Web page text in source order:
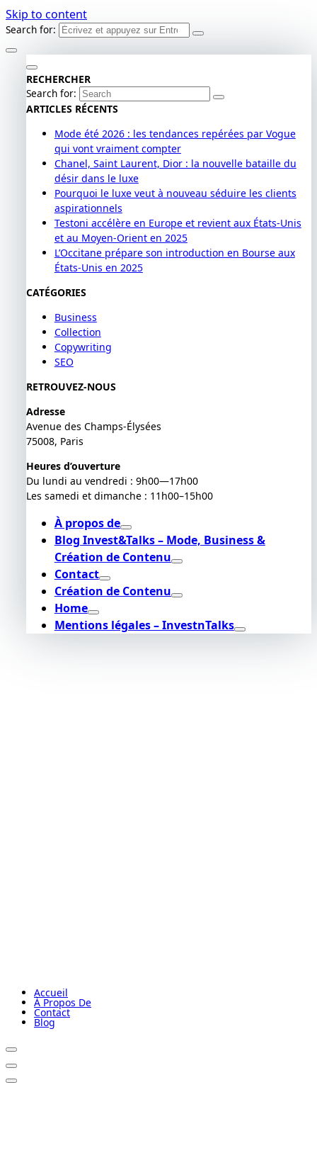
Skip to content
Search for:
RECHERCHER
Search for:
ARTICLES RÉCENTS
Mode été 2026 : les tendances repérées par Vogue
qui vont vraiment compter
Chanel, Saint Laurent, Dior : la nouvelle bataille du
désir dans le luxe
Pourquoi le luxe veut à nouveau séduire les clients
aspirationnels
Testoni accélère en Europe et revient aux États-Unis
et au Moyen-Orient en 2025
L’Occitane prépare son introduction en Bourse aux
États-Unis en 2025
CATÉGORIES
Business
Collection
Copywriting
SEO
RETROUVEZ-NOUS
Adresse
Avenue des Champs-Élysées
75008, Paris
Heures d’ouverture
Du lundi au vendredi : 9h00—17h00
Les samedi et dimanche : 11h00–15h00
À propos de
Blog Invest&Talks – Mode, Business &
Création de Contenu
Contact
Création de Contenu
Home
Mentions légales – InvestnTalks
Accueil
À Propos De
Contact
Blog